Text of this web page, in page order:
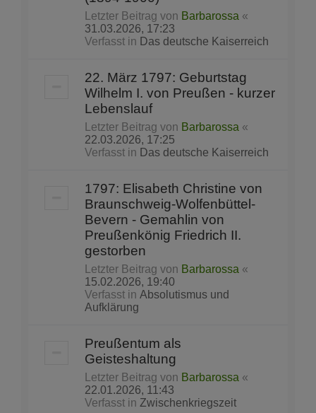
Letzter Beitrag von Barbarossa «
31.03.2026, 17:23
Verfasst in Das deutsche Kaiserreich
22. März 1797: Geburtstag
Wilhelm I. von Preußen - kurzer
Lebenslauf
Letzter Beitrag von Barbarossa «
22.03.2026, 17:25
Verfasst in Das deutsche Kaiserreich
1797: Elisabeth Christine von
Braunschweig-Wolfenbüttel-
Bevern - Gemahlin von
Preußenkönig Friedrich II.
gestorben
Letzter Beitrag von Barbarossa «
15.02.2026, 19:40
Verfasst in Absolutismus und
Aufklärung
Preußentum als
Geisteshaltung
Letzter Beitrag von Barbarossa «
22.01.2026, 11:43
Verfasst in Zwischenkriegszeit